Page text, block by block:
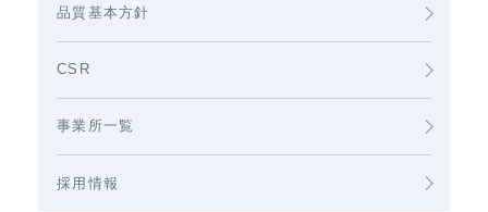
品質基本方針
CSR
事業所一覧
採用情報